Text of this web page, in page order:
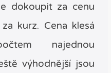
dokoupit za cenu
kurz. Cena klesá
najednou
výhodnější jsou